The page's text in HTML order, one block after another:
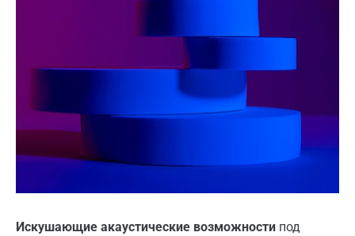
Искушающие акаустические возможности под